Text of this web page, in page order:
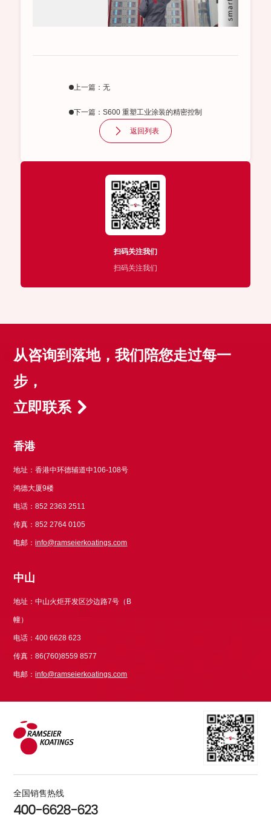
上一篇：无
下一篇：S600 重塑工业涂装的精密控制
返回列表
扫码关注我们
扫码关注我们
从咨询到落地，我们陪您走过每一
步，
立即联系
香港
地址：香港中环德辅道中106-108号
鸿德大厦9楼
电话：852 2363 2511
传真：852 2764 0105
电邮：info@ramseierkoatings.com
中山
地址：中山火炬开发区沙边路7号（B
幢）
电话：400 6628 623
传真：86(760)8559 8577
电邮：info@ramseierkoatings.com
全国销售热线
400-6628-623